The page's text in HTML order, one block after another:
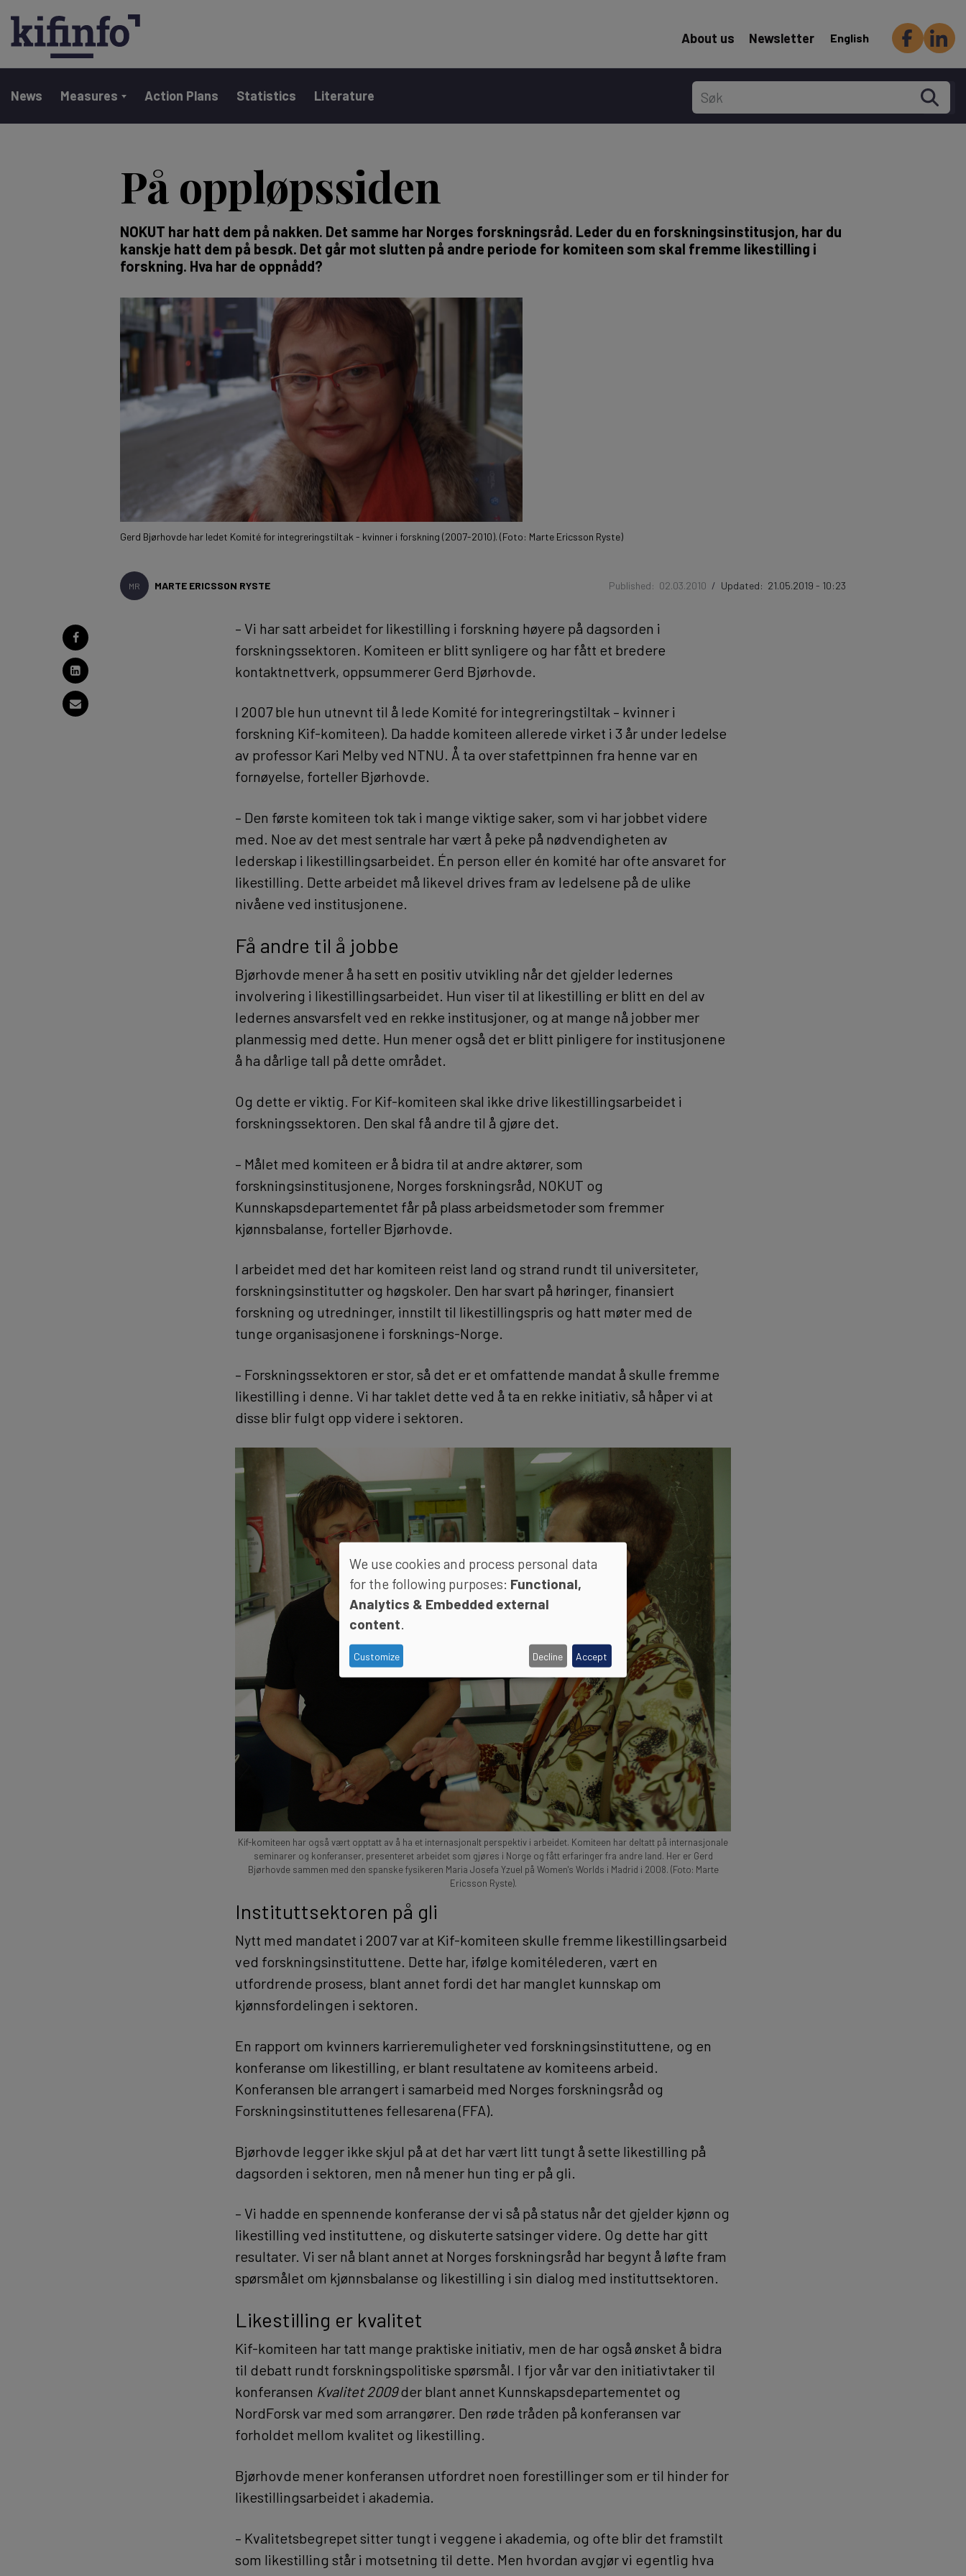
Header Secondary menu
About us Newsletter English
Main navigation
News Measures Action Plans Statistics Literature
På oppløpssiden
NOKUT har hatt dem på nakken. Det samme har Norges forskningsråd. Leder du en forskningsinstitusjon, har du
kanskje hatt dem på besøk. Det går mot slutten på andre periode for komiteen som skal fremme likestilling i
forskning. Hva har de oppnådd?
Gerd Bjørhovde har ledet Komité for integreringstiltak - kvinner i forskning (2007-2010). (Foto: Marte Ericsson Ryste)
MR MARTE ERICSSON RYSTE Published: 02.03.2010 / Updated: 21.05.2019 - 10:23
– Vi har satt arbeidet for likestilling i forskning høyere på dagsorden i
forskningssektoren. Komiteen er blitt synligere og har fått et bredere
kontaktnettverk, oppsummerer Gerd Bjørhovde.
I 2007 ble hun utnevnt til å lede Komité for integreringstiltak – kvinner i
forskning Kif-komiteen). Da hadde komiteen allerede virket i 3 år under ledelse
av professor Kari Melby ved NTNU. Å ta over stafettpinnen fra henne var en
fornøyelse, forteller Bjørhovde.
– Den første komiteen tok tak i mange viktige saker, som vi har jobbet videre
med. Noe av det mest sentrale har vært å peke på nødvendigheten av
lederskap i likestillingsarbeidet. Én person eller én komité har ofte ansvaret for
likestilling. Dette arbeidet må likevel drives fram av ledelsene på de ulike
nivåene ved institusjonene.
Få andre til å jobbe
Bjørhovde mener å ha sett en positiv utvikling når det gjelder ledernes
involvering i likestillingsarbeidet. Hun viser til at likestilling er blitt en del av
ledernes ansvarsfelt ved en rekke institusjoner, og at mange nå jobber mer
planmessig med dette. Hun mener også det er blitt pinligere for institusjonene
å ha dårlige tall på dette området.
Og dette er viktig. For Kif-komiteen skal ikke drive likestillingsarbeidet i
forskningssektoren. Den skal få andre til å gjøre det.
– Målet med komiteen er å bidra til at andre aktører, som
forskningsinstitusjonene, Norges forskningsråd, NOKUT og
Kunnskapsdepartementet får på plass arbeidsmetoder som fremmer
kjønnsbalanse, forteller Bjørhovde.
I arbeidet med det har komiteen reist land og strand rundt til universiteter,
forskningsinstitutter og høgskoler. Den har svart på høringer, finansiert
forskning og utredninger, innstilt til likestillingspris og hatt møter med de
tunge organisasjonene i forsknings-Norge.
– Forskningssektoren er stor, så det er et omfattende mandat å skulle fremme
likestilling i denne. Vi har taklet dette ved å ta en rekke initiativ, så håper vi at
disse blir fulgt opp videre i sektoren.
Kif-komiteen har også vært opptatt av å ha et internasjonalt perspektiv i arbeidet. Komiteen har deltatt på internasjonale
seminarer og konferanser, presenteret arbeidet som gjøres i Norge og fått erfaringer fra andre land. Her er Gerd
Bjørhovde sammen med den spanske fysikeren Maria Josefa Yzuel på Women's Worlds i Madrid i 2008. (Foto: Marte
Ericsson Ryste).
Instituttsektoren på gli
Nytt med mandatet i 2007 var at Kif-komiteen skulle fremme likestillingsarbeid
ved forskningsinstituttene. Dette har, ifølge komitélederen, vært en
utfordrende prosess, blant annet fordi det har manglet kunnskap om
kjønnsfordelingen i sektoren.
En rapport om kvinners karrieremuligheter ved forskningsinstituttene, og en
konferanse om likestilling, er blant resultatene av komiteens arbeid.
Konferansen ble arrangert i samarbeid med Norges forskningsråd og
Forskningsinstituttenes fellesarena (FFA).
Bjørhovde legger ikke skjul på at det har vært litt tungt å sette likestilling på
dagsorden i sektoren, men nå mener hun ting er på gli.
– Vi hadde en spennende konferanse der vi så på status når det gjelder kjønn og
likestilling ved instituttene, og diskuterte satsinger videre. Og dette har gitt
resultater. Vi ser nå blant annet at Norges forskningsråd har begynt å løfte fram
spørsmålet om kjønnsbalanse og likestilling i sin dialog med instituttsektoren.
Likestilling er kvalitet
Kif-komiteen har tatt mange praktiske initiativ, men de har også ønsket å bidra
til debatt rundt forskningspolitiske spørsmål. I fjor vår var den initiativtaker til
konferansen Kvalitet 2009der blant annet Kunnskapsdepartementet og
NordForsk var med som arrangører. Den røde tråden på konferansen var
forholdet mellom kvalitet og likestilling.
Bjørhovde mener konferansen utfordret noen forestillinger som er til hinder for
likestillingsarbeidet i akademia.
– Kvalitetsbegrepet sitter tungt i veggene i akademia, og ofte blir det framstilt
som likestilling står i motsetning til dette. Men hvordan avgjør vi egentlig hva
We use cookies and process personal data
for the following purposes: Functional,
Analytics & Embedded external
content.
Customize Decline Accept